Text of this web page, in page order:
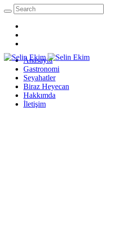
Anasayfa
Gastronomi
Seyahatler
Biraz Heyecan
Hakkımda
İletişim